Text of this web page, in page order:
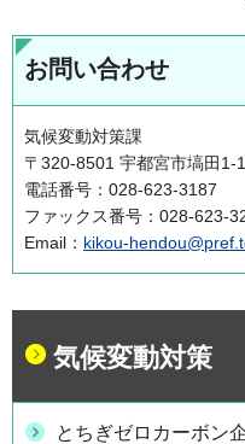
お問い合わせ
気候変動対策課
〒320-8501 宇都宮市塙田
電話番号：028-623-3187
ファックス番号：028-623-
Email： kikou-
気候変動対策
とちぎゼロカーボン